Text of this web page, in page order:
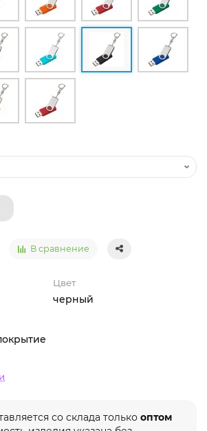
В сравнение
Цвет
черный
со склада только оптом